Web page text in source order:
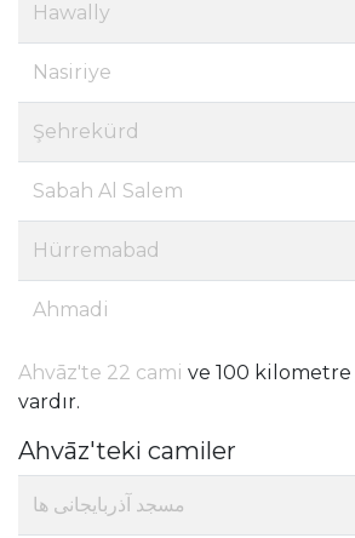
Hawally
Nasiriye
Şehrekürd
Sabah Al Salem
Hürremabad
Ahmadi
Ahvāz'te 22 cami ve 100 kilometre
vardır.
Ahvāz'teki camiler
مسجد آذربایجانی ها